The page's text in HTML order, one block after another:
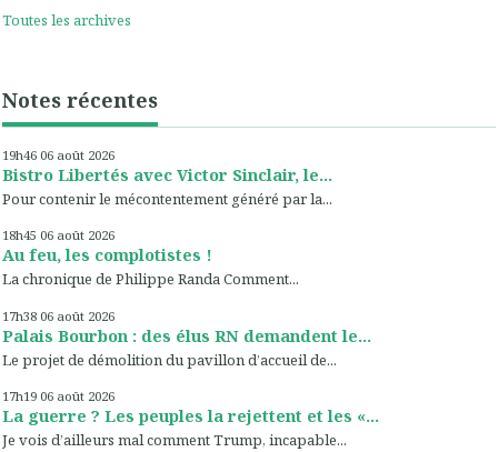
Toutes les archives
Notes récentes
19h46 06 août 2026
Bistro Libertés avec Victor Sinclair, le...
Pour contenir le mécontentement généré par la...
18h45 06 août 2026
Au feu, les complotistes !
La chronique de Philippe Randa Comment...
17h38 06 août 2026
Palais Bourbon : des élus RN demandent le...
Le projet de démolition du pavillon d’accueil de...
17h19 06 août 2026
La guerre ? Les peuples la rejettent et les «...
Je vois d’ailleurs mal comment Trump, incapable...